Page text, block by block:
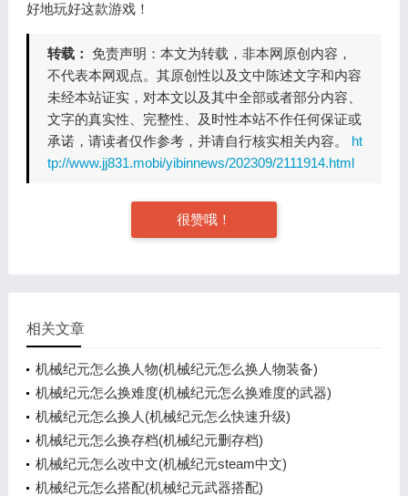
好地玩好这款游戏！
转载： 免责声明：本文为转载，非本网原创内容，
不代表本网观点。其原创性以及文中陈述文字和内容
未经本站证实，对本文以及其中全部或者部分内容、
文字的真实性、完整性、及时性本站不作任何保证或
承诺，请读者仅作参考，并请自行核实相关内容。 ht
tp://www.jj831.mobi/yibinnews/202309/2111914.html
很赞哦！
相关文章
机械纪元怎么换人物(机械纪元怎么换人物装备)
机械纪元怎么换难度(机械纪元怎么换难度的武器)
机械纪元怎么换人(机械纪元怎么快速升级)
机械纪元怎么换存档(机械纪元删存档)
机械纪元怎么改中文(机械纪元steam中文)
机械纪元怎么搭配(机械纪元武器搭配)